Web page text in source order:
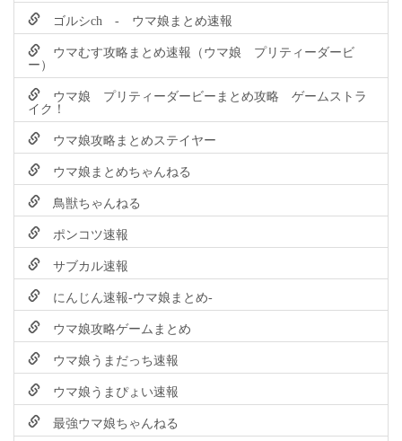
ゴルシch - ウマ娘まとめ速報
ウマむす攻略まとめ速報（ウマ娘 プリティーダービ
ー）
ウマ娘 プリティーダービーまとめ攻略 ゲームストラ
イク！
ウマ娘攻略まとめステイヤー
ウマ娘まとめちゃんねる
鳥獣ちゃんねる
ポンコツ速報
サブカル速報
にんじん速報-ウマ娘まとめ-
ウマ娘攻略ゲームまとめ
ウマ娘うまだっち速報
ウマ娘うまぴょい速報
最強ウマ娘ちゃんねる